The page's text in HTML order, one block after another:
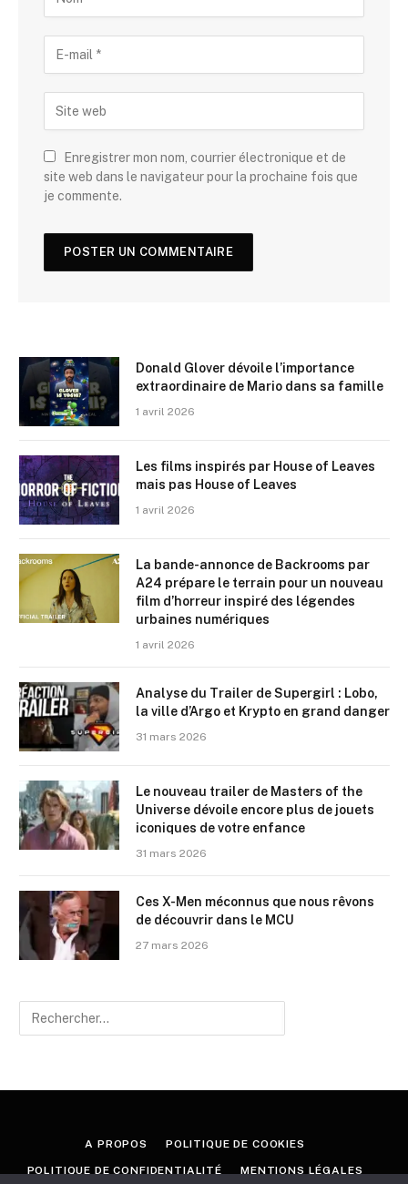
Enregistrer mon nom, courrier électronique et de
site web dans le navigateur pour la prochaine fois que
je commente.
Donald Glover dévoile l’importance
extraordinaire de Mario dans sa famille
1 avril 2026
Les films inspirés par House of Leaves
mais pas House of Leaves
1 avril 2026
La bande-annonce de Backrooms par
A24 prépare le terrain pour un nouveau
film d’horreur inspiré des légendes
urbaines numériques
1 avril 2026
Analyse du Trailer de Supergirl : Lobo,
la ville d’Argo et Krypto en grand danger
31 mars 2026
Le nouveau trailer de Masters of the
Universe dévoile encore plus de jouets
iconiques de votre enfance
31 mars 2026
Ces X-Men méconnus que nous rêvons
de découvrir dans le MCU
27 mars 2026
A PROPOS POLITIQUE DE COOKIES
POLITIQUE DE CONFIDENTIALITÉ MENTIONS LÉGALES